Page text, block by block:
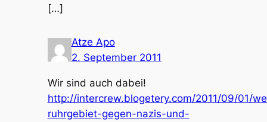
[…]
Atze Apo
2. September 2011
Wir sind auch dabei!
http://intercrew.blogetery.com/2011/09/01/
ruhrgebiet-gegen-nazis-und-